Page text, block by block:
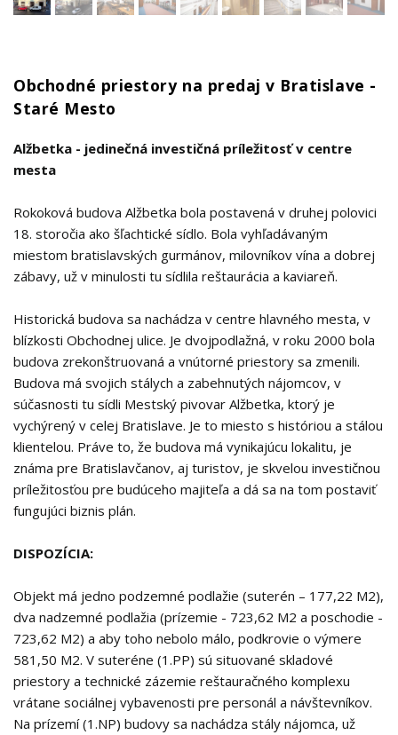
Obchodné priestory na predaj v Bratislave -
Staré Mesto
Alžbetka - jedinečná investičná príležitosť v centre
mesta
Rokoková budova Alžbetka bola postavená v druhej polovici
18. storočia ako šľachtické sídlo. Bola vyhľadávaným
miestom bratislavských gurmánov, milovníkov vína a dobrej
zábavy, už v minulosti tu sídlila reštaurácia a kaviareň.
Historická budova sa nachádza v centre hlavného mesta, v
blízkosti Obchodnej ulice. Je dvojpodlažná, v roku 2000 bola
budova zrekonštruovaná a vnútorné priestory sa zmenili.
Budova má svojich stálych a zabehnutých nájomcov, v
súčasnosti tu sídli Mestský pivovar Alžbetka, ktorý je
vychýrený v celej Bratislave. Je to miesto s históriou a stálou
klientelou. Práve to, že budova má vynikajúcu lokalitu, je
známa pre Bratislavčanov, aj turistov, je skvelou investičnou
príležitosťou pre budúceho majiteľa a dá sa na tom postaviť
fungujúci biznis plán.
DISPOZÍCIA:
Objekt má jedno podzemné podlažie (suterén – 177,22 M2),
dva nadzemné podlažia (prízemie - 723,62 M2 a poschodie -
723,62 M2) a aby toho nebolo málo, podkrovie o výmere
581,50 M2. V suteréne (1.PP) sú situované skladové
priestory a technické zázemie reštauračného komplexu
vrátane sociálnej vybavenosti pre personál a návštevníkov.
Na prízemí (1.NP) budovy sa nachádza stály nájomca, už